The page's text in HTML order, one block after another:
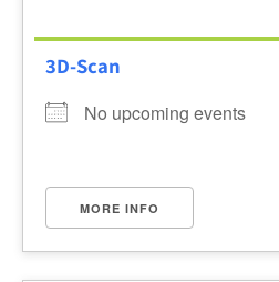
3D-Scan
No upcoming events
MORE INFO